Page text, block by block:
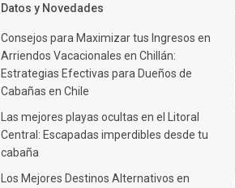
Datos y Novedades
Consejos para Maximizar tus Ingresos en
Arriendos Vacacionales en Chillán:
Estrategias Efectivas para Dueños de
Cabañas en Chile
Las mejores playas ocultas en el Litoral
Central: Escapadas imperdibles desde tu
cabaña
Los Mejores Destinos Alternativos en